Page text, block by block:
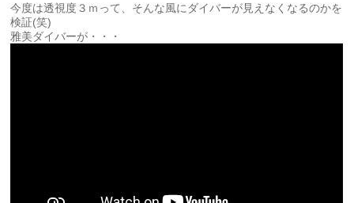
今度は透視度３ｍって、そんな風にダイバーが見えなくなるのかを
検証(笑)
雅美ダイバーが・・・